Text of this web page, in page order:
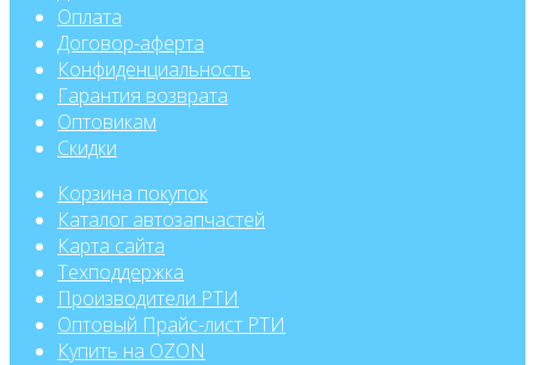
Оплата
Договор-аферта
Конфиденциальность
Гарантия возврата
Оптовикам
Скидки
Корзина покупок
Каталог автозапчастей
Карта сайта
Техподдержка
Производители РТИ
Оптовый Прайс-лист РТИ
Купить на OZON